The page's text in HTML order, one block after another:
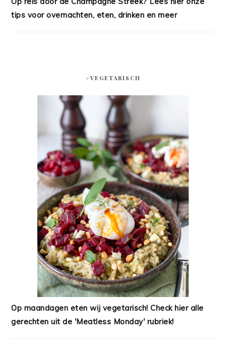
tips voor overnachten, eten, drinken en meer
#VEGETARISCH
Op maandagen eten wij vegetarisch! Check hier alle
gerechten uit de 'Meatless Monday' rubriek!